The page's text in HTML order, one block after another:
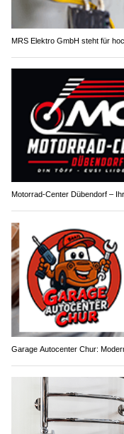
MRS Elektro GmbH steht für
Motorrad-Center Dübendorf –
Garage Autocenter Chur: